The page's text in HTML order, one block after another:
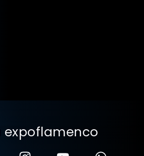
expoflamenco